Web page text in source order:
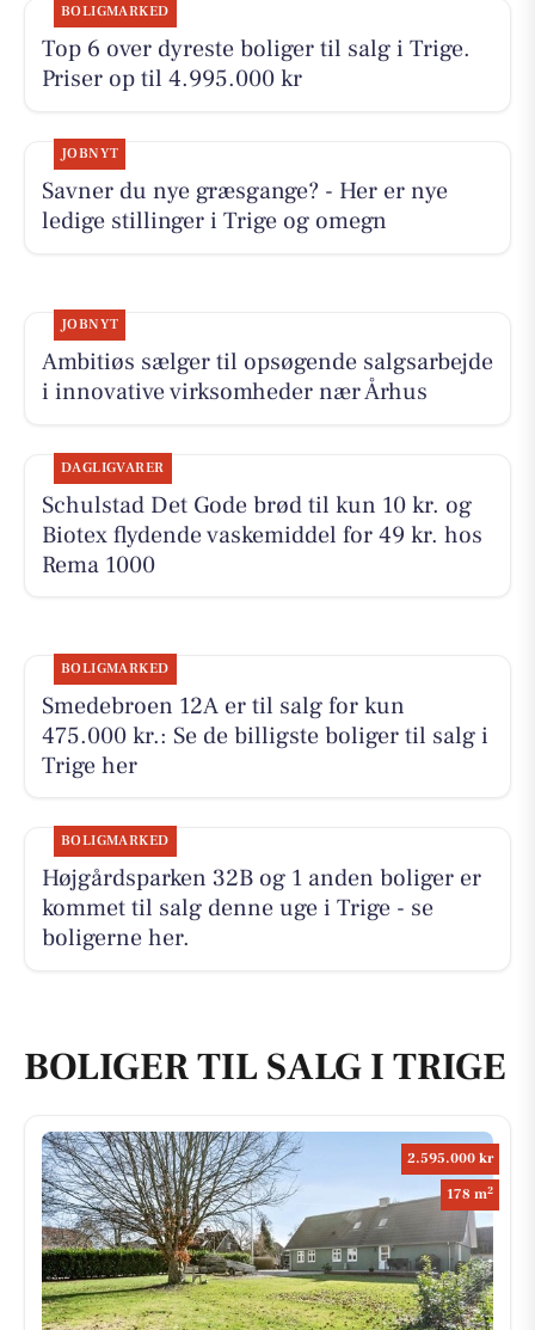
BOLIGMARKED
Top 6 over dyreste boliger til salg i Trige.
Priser op til 4.995.000 kr
JOBNYT
Savner du nye græsgange? - Her er nye
ledige stillinger i Trige og omegn
JOBNYT
Ambitiøs sælger til opsøgende salgsarbejde
i innovative virksomheder nær Århus
DAGLIGVARER
Schulstad Det Gode brød til kun 10 kr. og
Biotex flydende vaskemiddel for 49 kr. hos
Rema 1000
BOLIGMARKED
Smedebroen 12A er til salg for kun
475.000 kr.: Se de billigste boliger til salg i
Trige her
BOLIGMARKED
Højgårdsparken 32B og 1 anden boliger er
kommet til salg denne uge i Trige - se
boligerne her.
BOLIGER TIL SALG I TRIGE
2.595.000 kr
178 m2